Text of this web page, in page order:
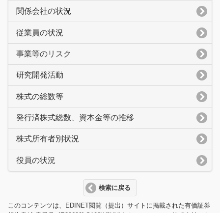
関係会社の状況
従業員の状況
事業等のリスク
研究開発活動
株式の総数等
発行済株式総数、資本金等の推移
株式所有者別状況
役員の状況
検索に戻る
このコンテンツは、EDINET閲覧（提出）サイトに掲載された有価証券